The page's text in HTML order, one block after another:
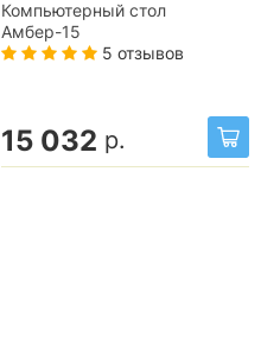
Компьютерный стол
Амбер-15
5 отзывов
15 032 р.